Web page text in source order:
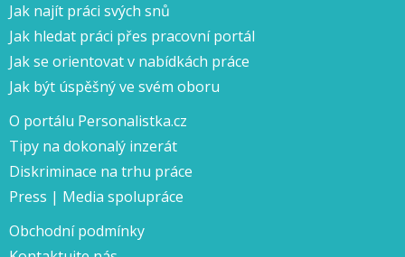
Jak najít práci svých snů
Jak hledat práci přes pracovní portál
Jak se orientovat v nabídkách práce
Jak být úspěšný ve svém oboru
O portálu Personalistka.cz
Tipy na dokonalý inzerát
Diskriminace na trhu práce
Press | Media spolupráce
Obchodní podmínky